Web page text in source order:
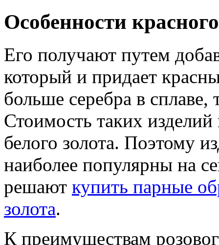
Особенности
Его получают путем
который и придает
больше серебра в сплаве,
Стоимость таких
белого золота. Поэтому
наиболее популярны на
решают купить парные
золота.
К преимуществам